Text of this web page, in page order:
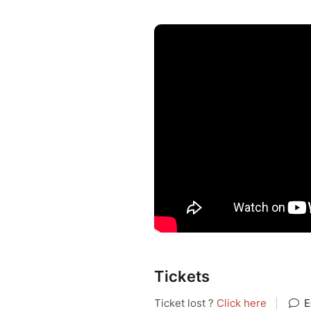
improvisation, avec une
grande liberté
authentique, où la simplicité
Thierry RAVELLI
Formé à l’école Lucien
l’accordéon jazz sous les
Tickets